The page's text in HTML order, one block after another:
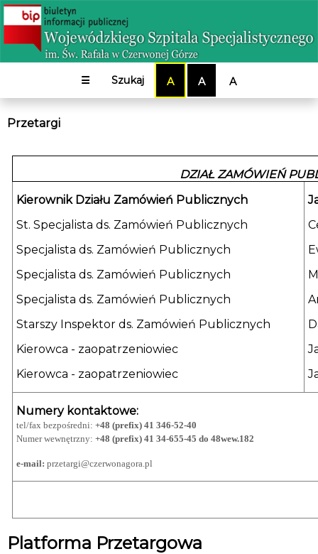
☰ Szukaj A A A
Przetargi
DZIAŁ ZAMÓWIEŃ
Kierownik Działu Zamówień Publicznych
St. Specjalista ds. Zamówień Publicznych
Specjalista ds. Zamówień Publicznych
Specjalista ds. Zamówień Publicznych
Specjalista ds. Zamówień Publicznych
Starszy Inspektor ds. Zamówień Publicznych
Kierowca - zaopatrzeniowiec
Kierowca - zaopatrzeniowiec
Numery kontaktowe:
tel/fax bezpośredni: +48 (prefix) 41 346-52-40
Numer wewnętrzny: +48 (prefix) 41 34-655-45 do 48wew.182
e-mail: przetargi@czerwonagora.pl
Platforma Przetargowa